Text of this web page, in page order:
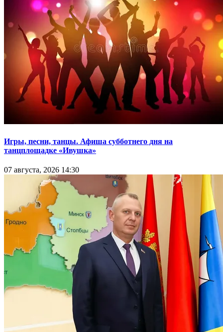
Игры, песни, танцы. Афиша субботнего дня на
танцплощадке «Ивушка»
07 августа, 2026 14:30